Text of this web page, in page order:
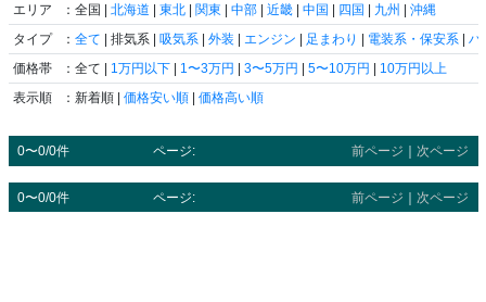
エリア ：全国 | 北海道 | 東北 | 関東 | 中部 | 近畿 | 中国 | 四国 | 九州 | 沖縄
タイプ
： 全て | 排気系 | 吸気系 | 外装 | エンジン | 足まわり | 電装系・保安系 | ハ
価格帯
：全て | 1万円以下 | 1〜3万円 | 3〜5万円 | 5〜10万円 | 10万円以上
表示順
：新着順 | 価格安い順 | 価格高い順
0〜0/0件 ページ: 前ページ 次ページ
0〜0/0件 ページ: 前ページ ｜ 次ページ